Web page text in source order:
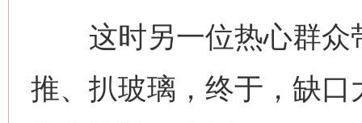
这时另一位热心群众
推、扒玻璃，终于，缺